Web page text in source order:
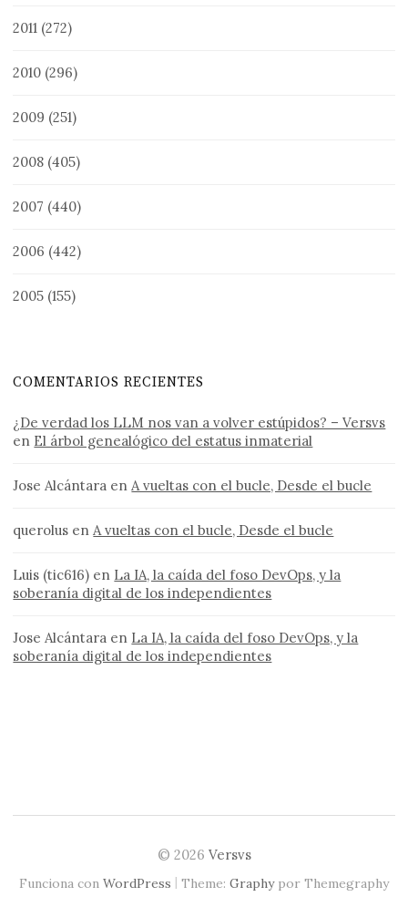
2011 (272)
2010 (296)
2009 (251)
2008 (405)
2007 (440)
2006 (442)
2005 (155)
COMENTARIOS RECIENTES
¿De verdad los LLM nos van a volver estúpidos? – Versvs
en El árbol genealógico del estatus inmaterial
Jose Alcántara en A vueltas con el bucle, Desde el bucle
querolus en A vueltas con el bucle, Desde el bucle
Luis (tic616) en La IA, la caída del foso DevOps, y la
soberanía digital de los independientes
Jose Alcántara en La IA, la caída del foso DevOps, y la
soberanía digital de los independientes
© 2026 Versvs
Funciona con WordPress | Theme: Graphypor Themegraphy